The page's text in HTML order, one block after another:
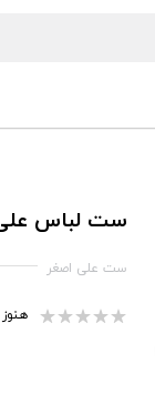
ست لباس
ست علی اصغر